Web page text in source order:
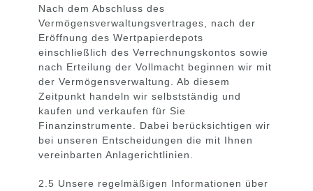
Nach dem Abschluss des
Vermögensverwaltungsvertrages, nach der
Eröffnung des Wertpapierdepots
einschließlich des Verrechnungskontos sowie
nach Erteilung der Vollmacht beginnen wir mit
der Vermögensverwaltung. Ab diesem
Zeitpunkt handeln wir selbstständig und
kaufen und verkaufen für Sie
Finanzinstrumente. Dabei berücksichtigen wir
bei unseren Entscheidungen die mit Ihnen
vereinbarten Anlagerichtlinien.
2.5 Unsere regelmäßigen Informationen über